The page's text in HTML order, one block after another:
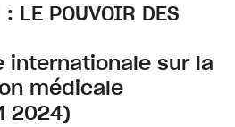
: LE POUVOIR DES
internationale sur la
médicale
2024)